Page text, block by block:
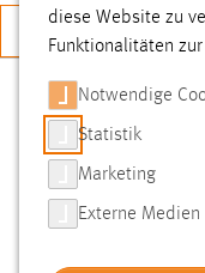
SUCHE
FILTER
Typ
diese Website zu
Funktionalitäten
Notwendige
Statistik
Marketing
Externe Medien